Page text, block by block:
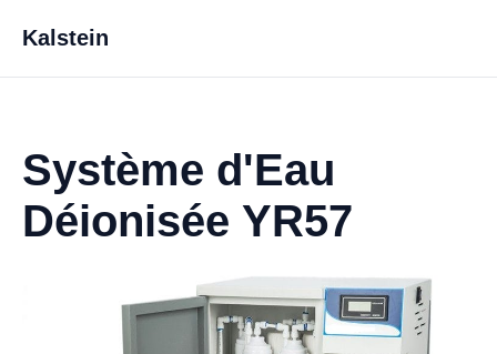
Kalstein
Système d'Eau
Déionisée YR57